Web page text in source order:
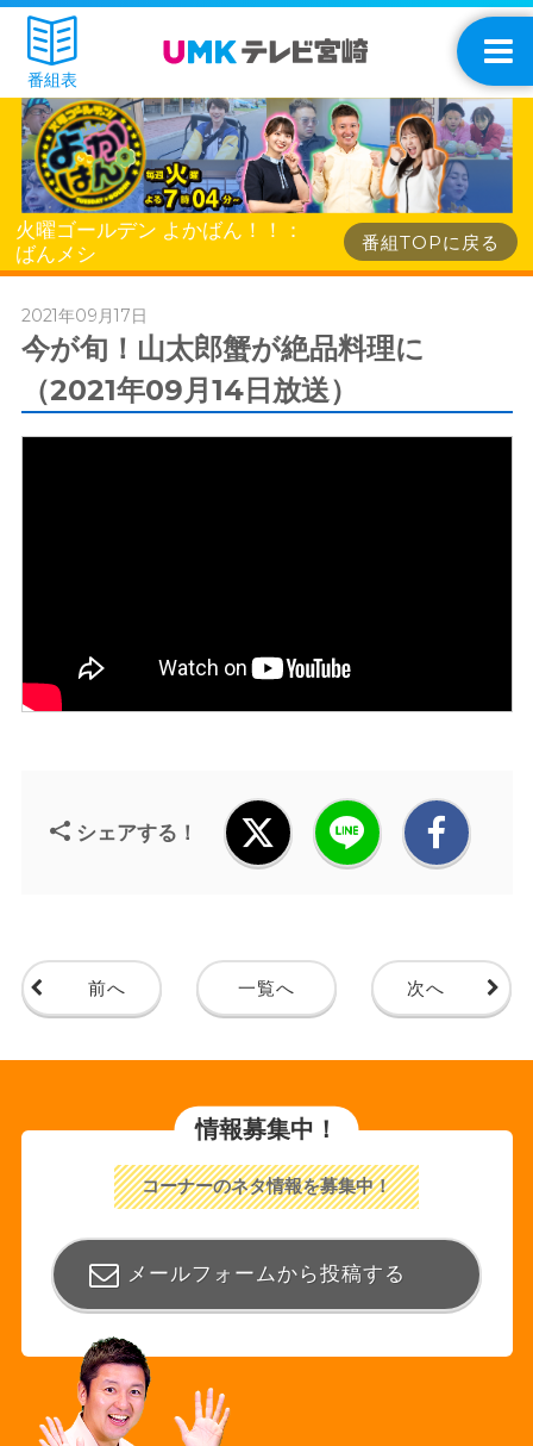
番組表
火曜ゴールデン よかばん！！：
ばんメシ
番組TOPに戻る
2021年09月17日
今が旬！山太郎蟹が絶品料理に
（2021年09月14日放送）
シェアする！
前へ 一覧へ 次へ
情報募集中！
コーナーのネタ情報を募集中！
メールフォームから投稿する